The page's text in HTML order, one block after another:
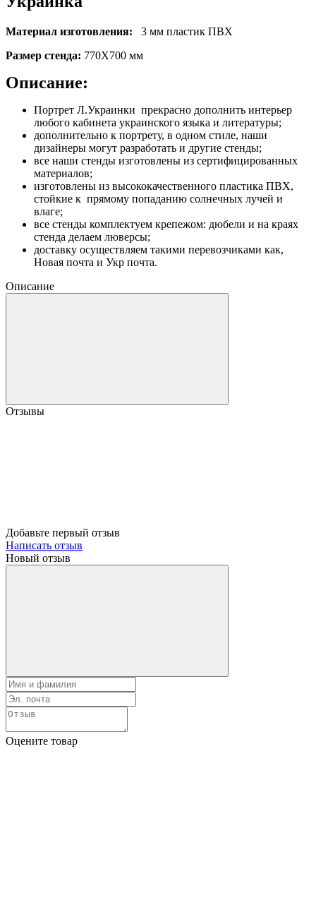
Материал изготовления: 3 мм пластик ПВХ
Размер стенда: 770Х700 мм
Описание:
Портрет Л.Украинки прекрасно дополнить интерьер
любого кабинета украинского языка и литературы;
дополнительно к портрету, в одном стиле, наши
дизайнеры могут разработать и другие стенды;
все наши стенды изготовлены из сертифицированных
материалов;
изготовлены из высококачественного пластика ПВХ,
стойкие к прямому попаданию солнечных лучей и
влаге;
все стенды комплектуем крепежом: дюбели и на краях
стенда делаем люверсы;
доставку осуществляем такими перевозчиками как,
Новая почта и Укр почта.
Описание
Отзывы
Добавьте первый отзыв
Написать отзыв
Новый отзыв
Оцените товар